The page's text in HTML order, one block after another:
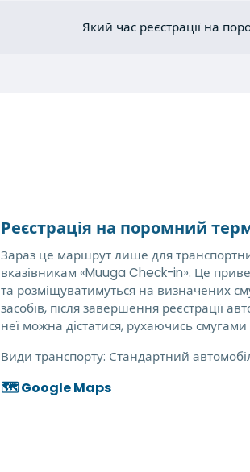
Який час реєстрації на
Реєстрація на поромний
Зараз це маршрут лише для
вказівникам «Muuga Check-in». Це
та розміщуватимуться на визначених
засобів, після завершення реєстрації
неї можна дістатися, рухаючись
Види транспорту: Стандартний
🗺️ Google Maps